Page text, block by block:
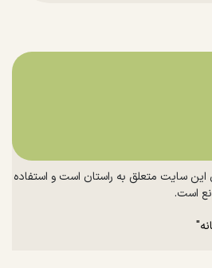
سایت متعلق به راستان است و استفاده
است.